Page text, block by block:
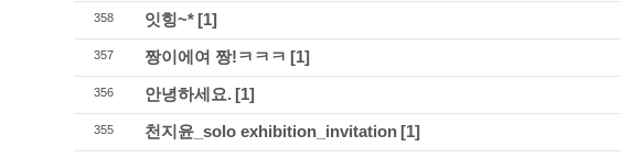
358 잇힝~*[1]
357 짱이에여 짱!ㅋㅋㅋ [1]
356 안녕하세요.[1]
355 천지윤_solo exhibition_invitation[1]